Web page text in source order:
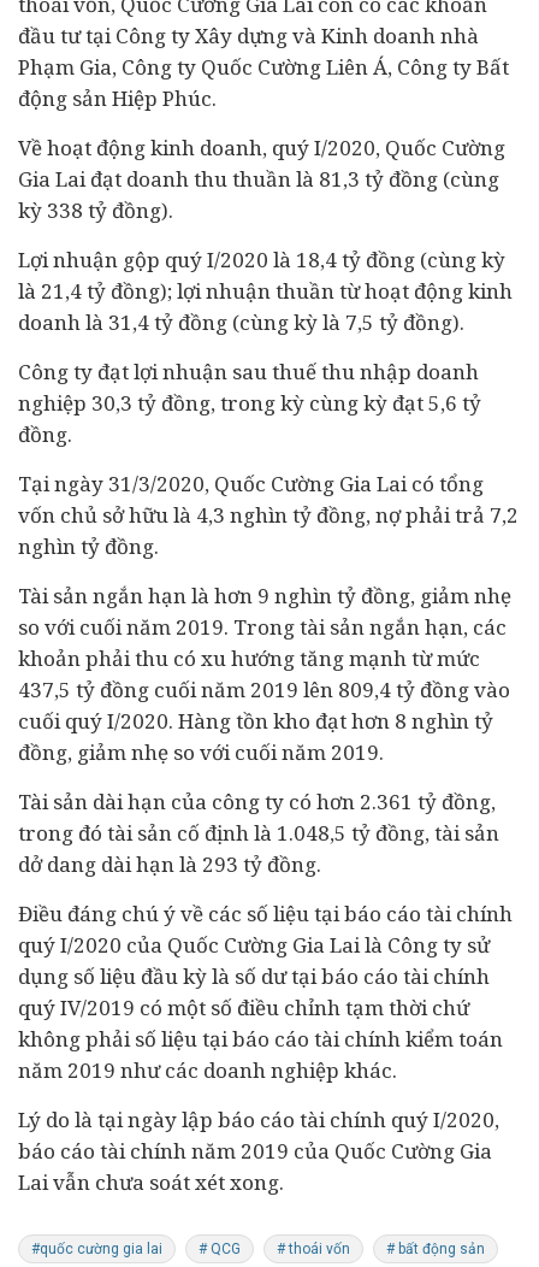
đầu tư tại Công ty Xây dựng và Kinh doanh nhà
Phạm Gia, Công ty Quốc Cường Liên Á, Công ty Bất
động sản Hiệp Phúc.
Về hoạt động kinh doanh, quý I/2020, Quốc Cường
Gia Lai đạt doanh thu thuần là 81,3 tỷ đồng (cùng
kỳ 338 tỷ đồng).
Lợi nhuận gộp quý I/2020 là 18,4 tỷ đồng (cùng kỳ
là 21,4 tỷ đồng); lợi nhuận thuần từ hoạt động kinh
doanh là 31,4 tỷ đồng (cùng kỳ là 7,5 tỷ đồng).
Công ty đạt lợi nhuận sau thuế thu nhập doanh
nghiệp 30,3 tỷ đồng, trong kỳ cùng kỳ đạt 5,6 tỷ
đồng.
Tại ngày 31/3/2020, Quốc Cường Gia Lai có tổng
vốn chủ sở hữu là 4,3 nghìn tỷ đồng, nợ phải trả 7,2
nghìn tỷ đồng.
Tài sản ngắn hạn là hơn 9 nghìn tỷ đồng, giảm nhẹ
so với cuối năm 2019. Trong tài sản ngắn hạn, các
khoản phải thu có xu hướng tăng mạnh từ mức
437,5 tỷ đồng cuối năm 2019 lên 809,4 tỷ đồng vào
cuối quý I/2020. Hàng tồn kho đạt hơn 8 nghìn tỷ
đồng, giảm nhẹ so với cuối năm 2019.
Tài sản dài hạn của công ty có hơn 2.361 tỷ đồng,
trong đó tài sản cố định là 1.048,5 tỷ đồng, tài sản
dở dang dài hạn là 293 tỷ đồng.
Điều đáng chú ý về các số liệu tại báo cáo tài chính
quý I/2020 của Quốc Cường Gia Lai là Công ty sử
dụng số liệu đầu kỳ là số dư tại báo cáo tài chính
quý IV/2019 có một số điều chỉnh tạm thời chứ
không phải số liệu tại báo cáo tài chính kiểm toán
năm 2019 như các doanh nghiệp khác.
Lý do là tại ngày lập báo cáo tài chính quý I/2020,
báo cáo tài chính năm 2019 của Quốc Cường Gia
Lai vẫn chưa soát xét xong.
#quốc cường gia lai # QCG # thoái vốn # bất động sản